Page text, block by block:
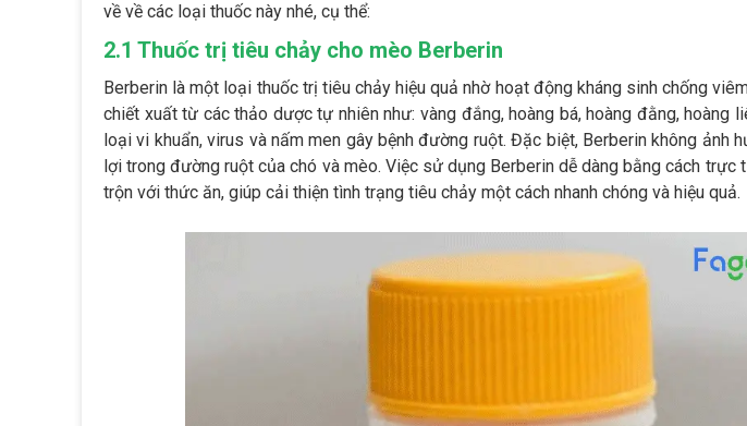
về về các loại thuốc này nhé, cụ thể:
2.1 Thuốc trị tiêu chảy cho mèo Berberin
Berberin là một loại thuốc trị tiêu chảy hiệu quả nhờ hoạt động kháng sinh chống
chiết xuất từ các thảo dược tự nhiên như: vàng đắng, hoàng bá, hoàng đằng, hoàng
loại vi khuẩn, virus và nấm men gây bệnh đường ruột. Đặc biệt, Berberin không ảnh
lợi trong đường ruột của chó và mèo. Việc sử dụng Berberin dễ dàng bằng cách trực
trộn với thức ăn, giúp cải thiện tình trạng tiêu chảy một cách nhanh chóng và hiệu quả.